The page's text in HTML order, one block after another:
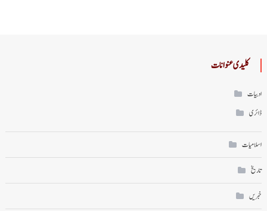
کلیدی عنوانات
ادبیات
ڈائری
اسلامیات
تاریخ
خبریں